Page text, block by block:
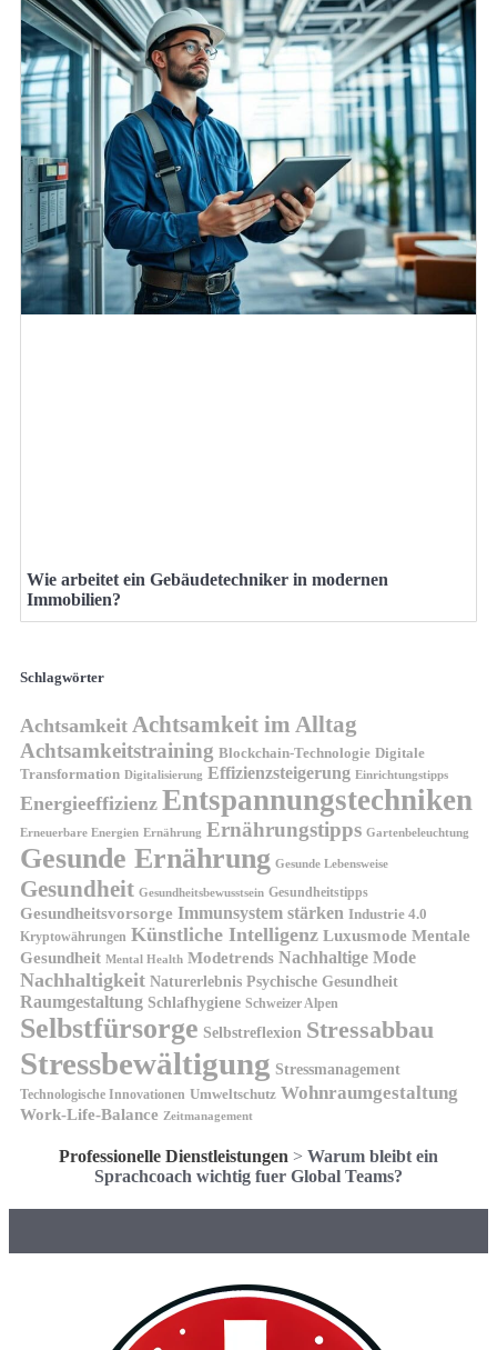
Wie arbeitet ein Gebäudetechniker in modernen
Immobilien?
Schlagwörter
Achtsamkeit Achtsamkeit im Alltag
Achtsamkeitstraining Blockchain-Technologie Digitale
Transformation Digitalisierung Effizienzsteigerung Einrichtungstipps
Energieeffizienz Entspannungstechniken
Erneuerbare Energien Ernährung Ernährungstipps Gartenbeleuchtung
Gesunde Ernährung Gesunde Lebensweise
Gesundheit Gesundheitsbewusstsein Gesundheitstipps
Gesundheitsvorsorge Immunsystem stärken Industrie 4.0
Kryptowährungen Künstliche Intelligenz Luxusmode Mentale
Gesundheit Mental Health Modetrends Nachhaltige Mode
Nachhaltigkeit Naturerlebnis Psychische Gesundheit
Raumgestaltung Schlafhygiene Schweizer Alpen
Selbstfürsorge Selbstreflexion Stressabbau
Stressbewältigung Stressmanagement
Technologische Innovationen Umweltschutz Wohnraumgestaltung
Work-Life-Balance Zeitmanagement
Professionelle Dienstleistungen > Warum bleibt ein
Sprachcoach wichtig fuer Global Teams?